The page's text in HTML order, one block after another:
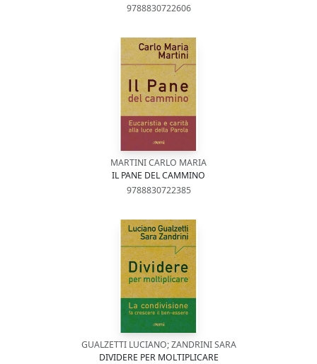
9788830722606
MARTINI CARLO MARIA
IL PANE DEL CAMMINO
9788830722385
GUALZETTI LUCIANO; ZANDRINI SARA
DIVIDERE PER MOLTIPLICARE